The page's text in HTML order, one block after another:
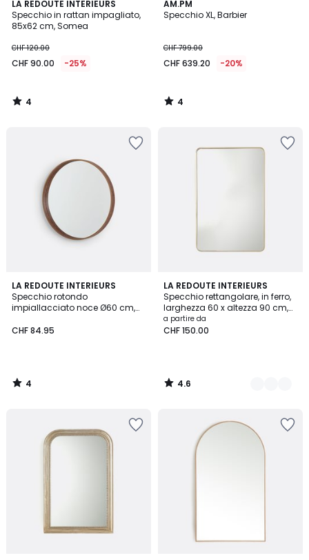
LA REDOUTE INTERIEURS
Specchio in rattan impagliato,
85x62 cm, Somea
CHF 120.00
CHF 90.00 -25%
4
/
5
4
/
AM.PM
Specchio XL, Barbier
CHF 799.00
CHF 639.20 -20%
4
/
4
/
LA REDOUTE INTERIEURS
Specchio rotondo
impiallacciato noce Ø60 cm,
CHF 84.95
4
/
5
4
/
LA REDOUTE INTERIEURS
Specchio rettangolare, in ferro,
larghezza 60 x altezza 90 cm,
IODUS
a partire da
CHF 150.00
4.6
/ 5
2
Colori
4.6
/